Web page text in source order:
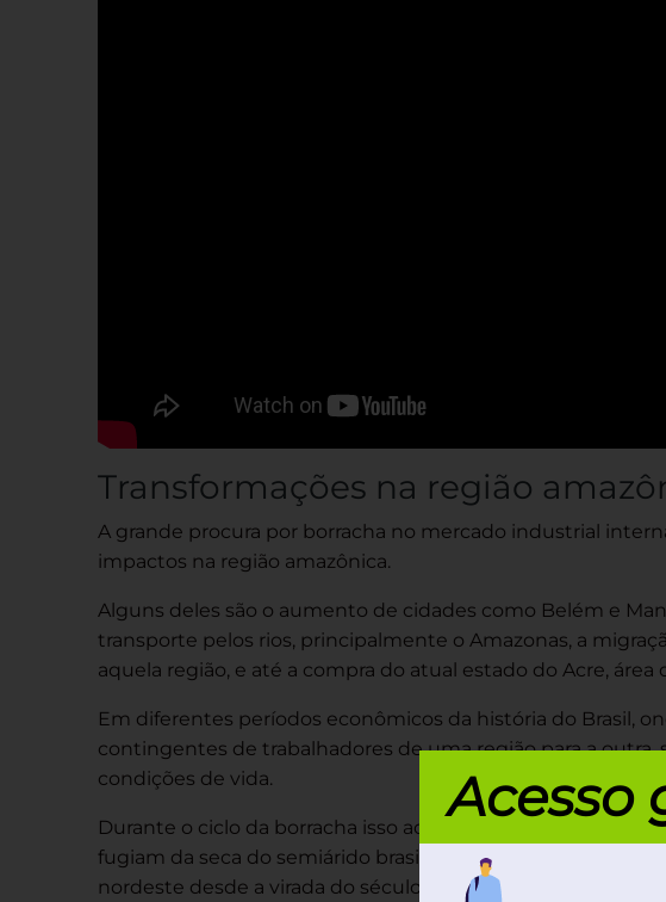
Transformações na região
A grande procura por borracha no mercado industrial
impactos na região amazônica.
Alguns deles são o aumento de cidades como Belém e
transporte pelos rios, principalmente o Amazonas, a
aquela região, e até a compra do atual estado do Acre, área
Em diferentes períodos econômicos da história do Brasil,
contingentes de trabalhadores de uma região para a
condições de vida.
Durante o ciclo da borracha isso aconteceu mais de uma
fugiam da seca do semiárido brasileiro. Houv
nordeste desde a virada do século XIX para o XX e também
Acesso